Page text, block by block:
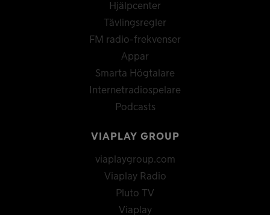
Hjälpcenter
Tävlingsregler
FM radio-frekvenser
Appar
Smarta Högtalare
Internetradiospelare
Podcasts
VIAPLAY GROUP
viaplaygroup.com
Viaplay Radio
Pluto TV
Viaplay